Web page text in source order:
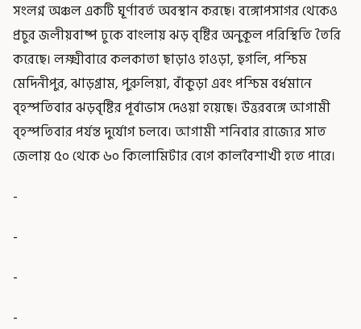
সংলগ্ন অঞ্চল একটি ঘূর্ণাবর্ত অবস্থান করছে। বঙ্গোপসাগর থেকেও
প্রচুর জলীয়বাষ্প ঢুকে বাংলায় ঝড় বৃষ্টির অনুকূল পরিস্থিতি তৈরি
করেছে। লক্ষ্মীবারে কলকাতা ছাড়াও হাওড়া, হুগলি, পশ্চিম
মেদিনীপুর, ঝাড়গ্রাম, পুরুলিয়া, বাঁকুড়া এবং পশ্চিম বর্ধমানে
বৃহস্পতিবার ঝড়বৃষ্টির পূর্বাভাস দেওয়া হয়েছে। উত্তরবঙ্গে আগামী
বৃহস্পতিবার পর্যন্ত দুর্যোগ চলবে। আগামী শনিবার রাজ্যের সাত
জেলায় ৫০ থেকে ৬০ কিলোমিটার বেগে কালবৈশাখী হতে পারে।
-
-
-
-